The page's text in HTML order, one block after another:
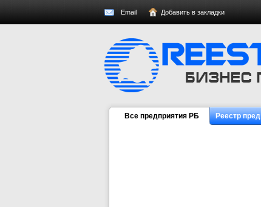
Email Добавить в закладки
Все предприятия РБ Реестр